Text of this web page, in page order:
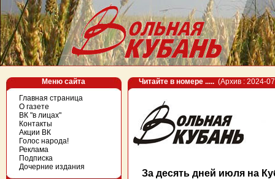
Меню сайта
Главная страница
О газете
ВК "в лицах"
Контакты
Акции ВК
Голос народа!
Реклама
Подписка
Дочерние издания
Читайте в номере ..... (Архив : 2024-
За десять дней июля на